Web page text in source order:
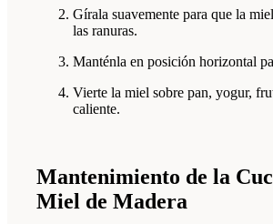
Gírala suavemente para que la
las ranuras.
Manténla en posición horizontal
Vierte la miel sobre pan, yogur,
caliente.
Mantenimiento de la
Miel de Madera